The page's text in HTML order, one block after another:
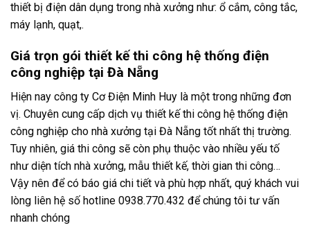
thiết bị điện dân dụng trong nhà xưởng như: ổ cắm, công tắc,
máy lạnh, quạt,.
Giá trọn gói thiết kế thi công hệ thống điện
công nghiệp tại Đà Nẵng
Hiện nay công ty Cơ Điện Minh Huy là một trong những đơn
vị. Chuyên cung cấp dịch vụ thiết kế thi công hệ thống điện
công nghiệp cho nhà xưởng tại Đà Nẵng tốt nhất thị trường.
Tuy nhiên, giá thi công sẽ còn phụ thuộc vào nhiều yếu tố
như diện tích nhà xưởng, mẫu thiết kế, thời gian thi công…
Vậy nên để có báo giá chi tiết và phù hợp nhất, quý khách vui
lòng liên hệ số hotline 0938.770.432 để chúng tôi tư vấn
nhanh chóng